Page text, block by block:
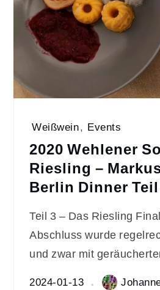
Weißwein, Events
2020 Wehlener
Riesling –
Berlin Dinner Teil
Teil 3 – Das Riesling
Abschluss wurde
und zwar mit
2024-01-13